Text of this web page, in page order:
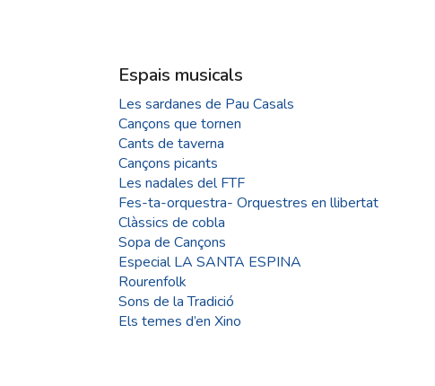
Espais musicals
Les sardanes de Pau Casals
Cançons que tornen
Cants de taverna
Cançons picants
Les nadales del FTF
Fes-ta-orquestra- Orquestres en llibertat
Clàssics de cobla
Sopa de Cançons
Especial LA SANTA ESPINA
Rourenfolk
Sons de la Tradició
Els temes d’en Xino